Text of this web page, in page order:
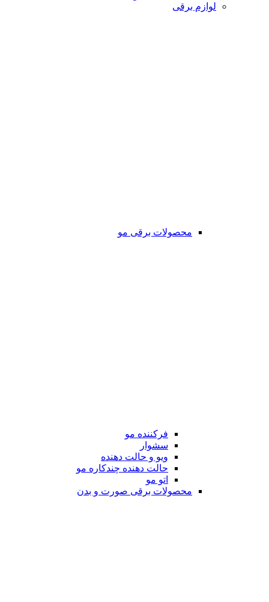
لوازم برقی
محصولات برقی مو
فرکننده مو
سشوار
ویو و حالت دهنده
حالت دهنده چندکاره مو
اتو مو
محصولات برقی صورت و بدن